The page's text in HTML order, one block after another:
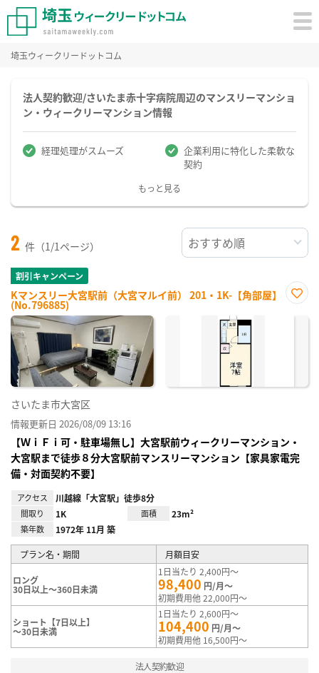
埼玉ウィークリードットコム
法人契約歓迎/さいたま赤十字病院周辺のマンスリーマンショ
ン・ウィークリーマンション情報
経理処理がスムーズ
企業利用に特化した柔軟な
契約
もっと見る
2 件（1/1ページ）
割引キャンペーン
Kマンスリー大宮駅前（大宮マルイ前） 201・1K-【角部屋】
(No.796885)
に入
さいたま市大宮区
情報更新日 2026/08/09 13:16
【ＷｉＦｉ可・駐車場無し】大宮駅前ウィークリーマンション・
大宮駅まで徒歩８分大宮駅前マンスリーマンション【家具家電完
備・対面契約不要】
アクセス 川越線「大宮駅」徒歩8分
間取り 1K 面積 23m²
築年数 1972年 11月 築
プラン名・期間 月額目安
ロング
30日以上～360日未満
1日当たり 2,400円～
98,400 円/月～
初期費用他 22,000円～
ショート【7日以上】
～30日未満
1日当たり 2,600円～
104,400 円/月～
初期費用他 16,500円～
法人契約歓迎